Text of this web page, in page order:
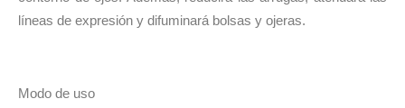
líneas de expresión y difuminará bolsas y ojeras.
Modo de uso